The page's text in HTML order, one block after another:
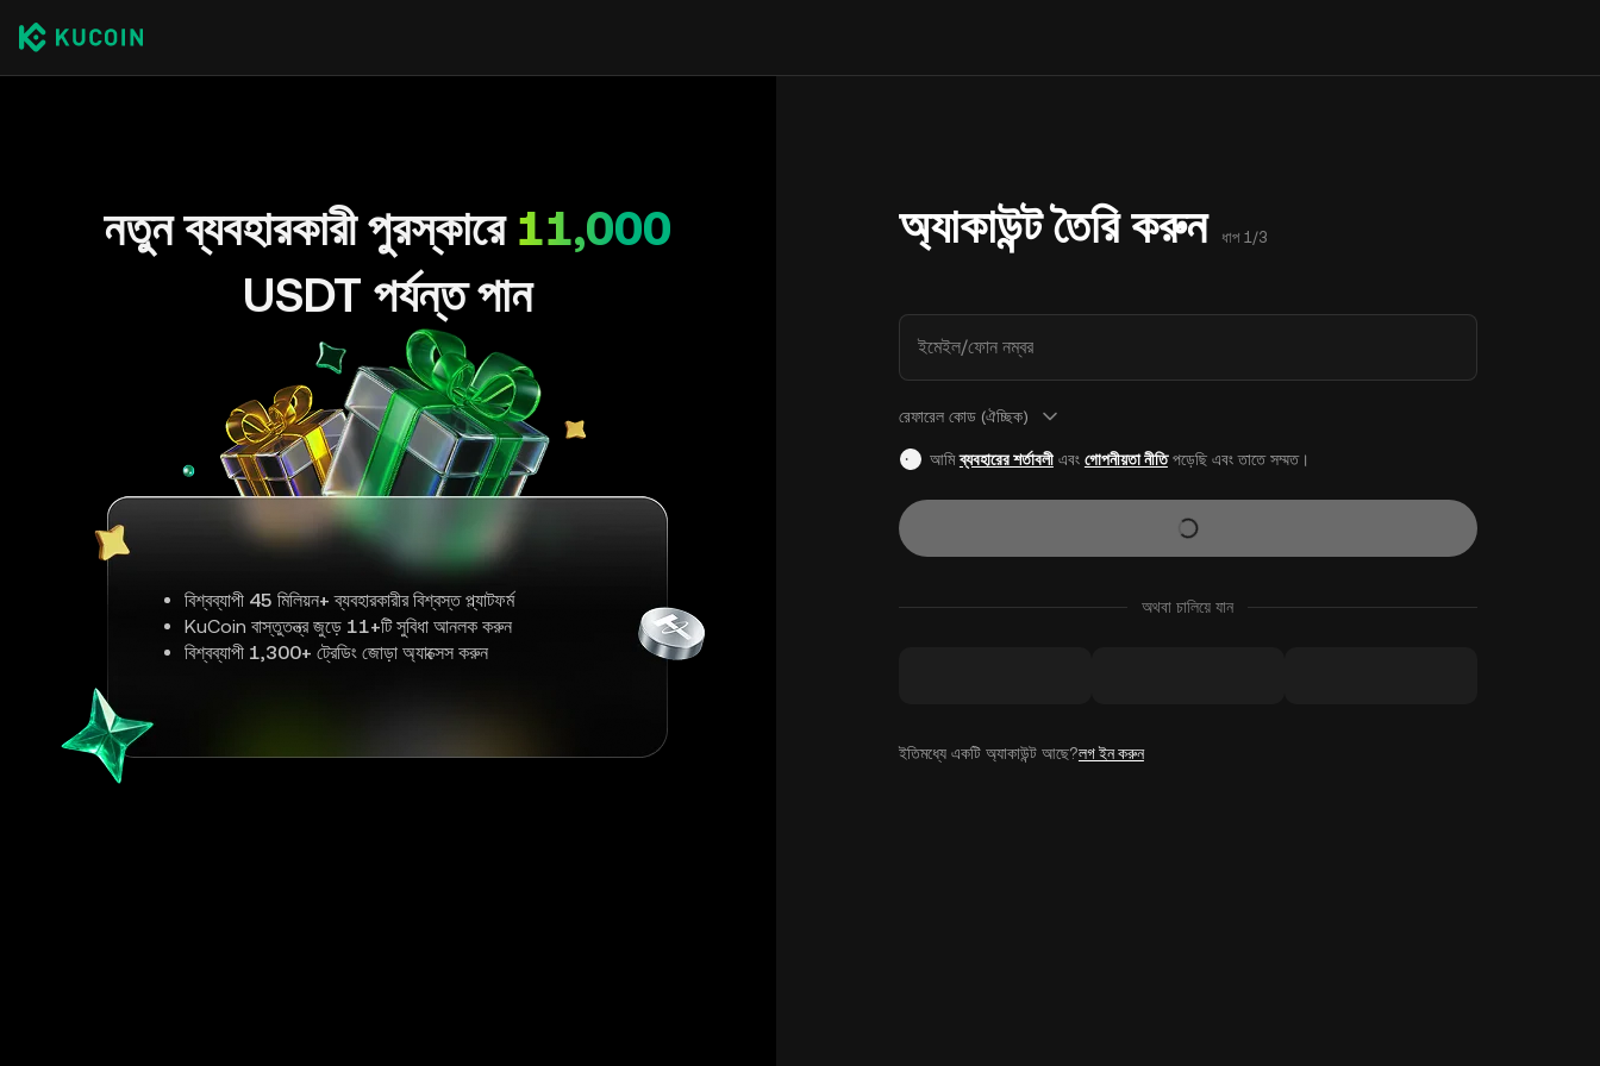
নতুন ব্যবহারকারী পুরস্কারে 11,000
USDT পর্যন্ত পান
বিশ্বব্যাপী 45 মিলিয়ন+ ব্যবহারকারীর বিশ্বস্ত প্ল্যাটফর্ম
KuCoin বাস্তুতন্ত্র জুড়ে 11+টি সুবিধা আনলক করুন
বিশ্বব্যাপী 1,300+ ট্রেডিং জোড়া অ্যাক্সেস করুন
অ্যাকাউন্ট তৈরি করুন ধাপ 1/3
ইমেইল/ফোন নম্বর
রেফারেল কোড (ঐচ্ছিক)
আমিব্যবহারের শর্তাবলীএবং গোপনীয়তা নীতিপড়েছি এবং তাতে সম্মত।
অথবা চালিয়ে যান
ইতিমধ্যে একটি অ্যাকাউন্ট আছে?লগ ইন করুন